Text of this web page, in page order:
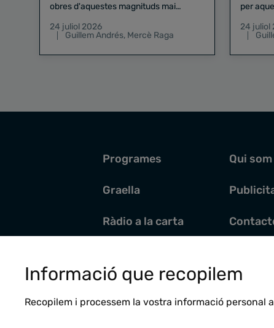
obres d'aquestes magnituds mai
24 juliol 2026
Guillem Andrés, Mercè Raga
per
24 juliol
Programes
Graella
Ràdio a la carta
Actualitat
Qui som
Informació que recopilem
Recopilem i processem la vostra informació personal